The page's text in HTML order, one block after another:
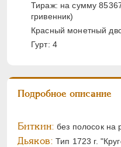
Тираж: на сумму
гривенник)
Красный монетный
Гурт: 4
Подробное описание
Биткин: без полосок на
Дьяков: Тип 1723 г.